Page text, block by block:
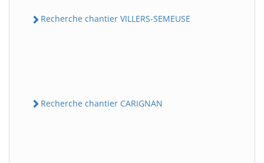
Recherche chantier VILLERS-SEMEUSE
Recherche chantier CARIGNAN